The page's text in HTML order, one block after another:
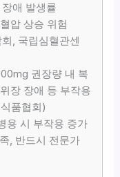
애 발생률
압 상승 위험
, 국립심혈관센
권장량 내 복
장 장애 등 부작용
품협회)
용 시 부작용 증가
, 반드시 전문가